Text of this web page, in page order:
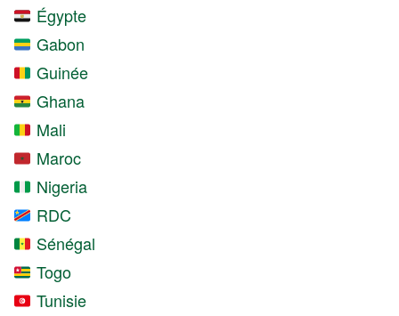
Égypte
Gabon
Guinée
Ghana
Mali
Maroc
Nigeria
RDC
Sénégal
Togo
Tunisie